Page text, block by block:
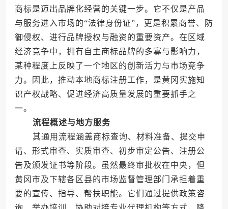
商标是迈出品牌化经营的关键一步。它不仅是产品
与服务进入市场的“法律身份证”，更是积累商誉、防
御侵权、进行品牌授权与融资的重要资产。在区域
经济竞争中，拥有自主商标品牌的多寡与影响力，
某种程度上反映了一个地区的创新活力与市场竞争
力。因此，推动本地商标注册工作，是黄冈实施知
识产权战略、促进经济高质量发展的重要抓手之
一。
流程概述与地方服务
其通用流程涵盖商标查询、材料准备、提交申
请、形式审查、实质审查、初步审定公告、注册公
告及颁发证书等阶段。虽然最终审批权在中央，但
黄冈市及下辖各区县的市场监督管理部门承担着重
要的宣传、指导、帮扶职能。它们通过提供政策咨